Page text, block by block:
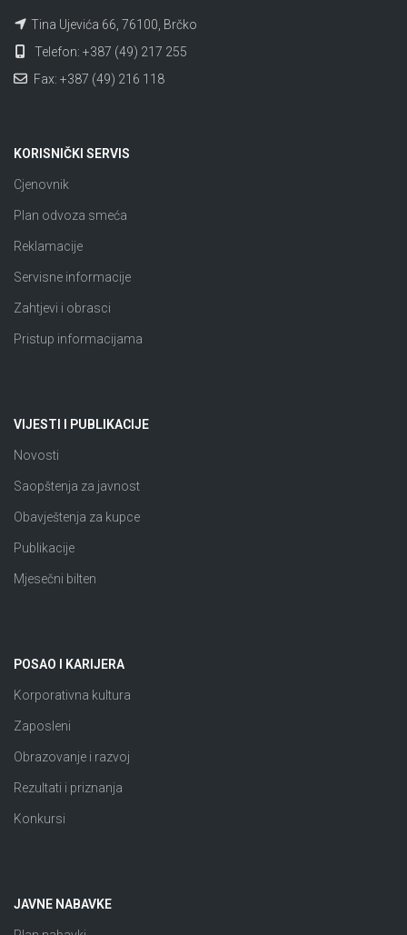
Tina Ujevića 66, 76100, Brčko
Telefon: +387 (49) 217 255
Fax: +387 (49) 216 118
KORISNIČKI SERVIS
Cjenovnik
Plan odvoza smeća
Reklamacije
Servisne informacije
Zahtjevi i obrasci
Pristup informacijama
VIJESTI I PUBLIKACIJE
Novosti
Saopštenja za javnost
Obavještenja za kupce
Publikacije
Mjesečni bilten
POSAO I KARIJERA
Korporativna kultura
Zaposleni
Obrazovanje i razvoj
Rezultati i priznanja
Konkursi
JAVNE NABAVKE